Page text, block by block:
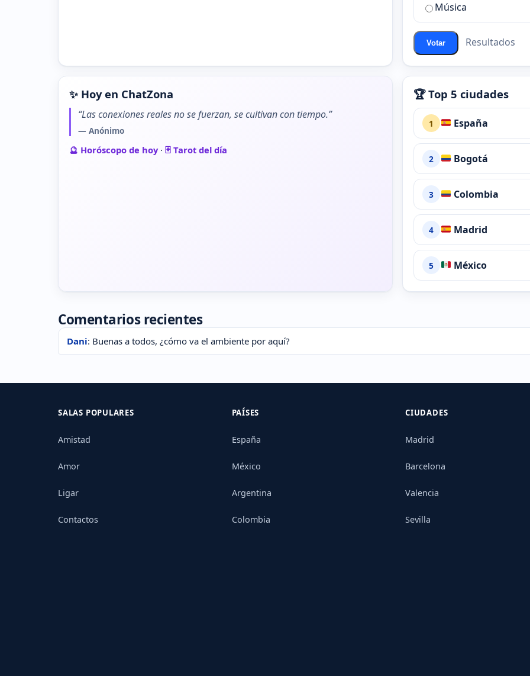
ChatZona?
Música
Votar Resultados
✨ Hoy en ChatZona
“Las conexiones reales no se fuerzan, se cultivan con tiempo.”
— Anónimo
🔮 Horóscopo de hoy· 🃏 Tarot del día
🏆 Top 5 ciudades
1 España
2 Bogotá
3 Colombia
4 Madrid
5 México
Comentarios recientes
Dani: Buenas a todos, ¿cómo va el ambiente por aquí?
SALAS POPULARES
Amistad
Amor
Ligar
Contactos
PAÍSES
España
México
Argentina
Colombia
CIUDADES
Madrid
Barcelona
Valencia
Sevilla